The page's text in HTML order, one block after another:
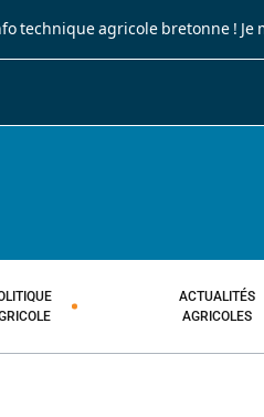
technique agricole bretonne ! Je
ACTUALITÉS
AGRICOLES